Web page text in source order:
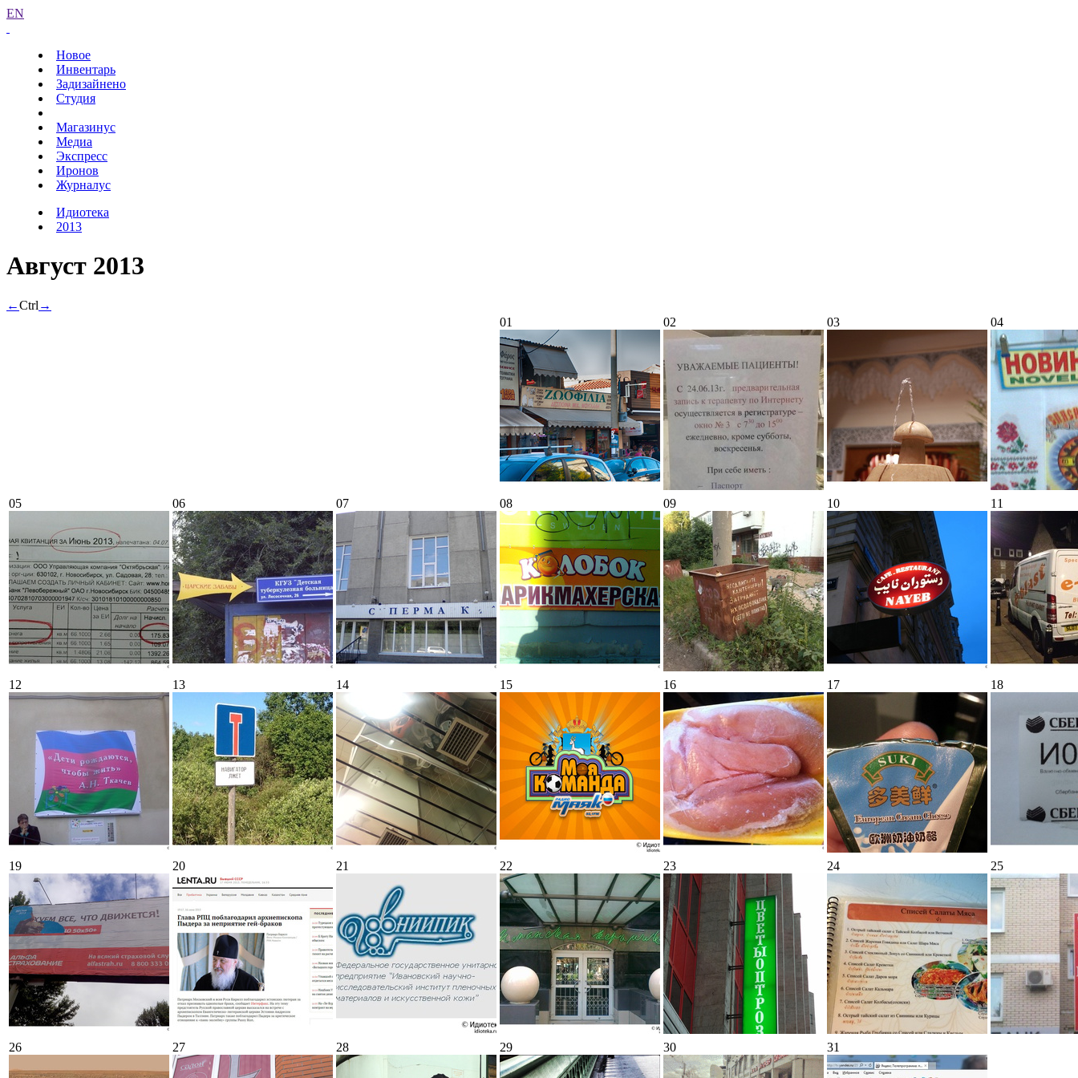
EN
Новое
Инвентарь
Задизайнено
Студия
Магазинус
Медиа
Экспресс
Иронов
Журналус
Идиотека
2013
Август 2013
←Ctrl →
01
02 03 04
05 06 07 08 09 10 11
12 13 14 15 16 17 18
19 20 21 22 23 24 25
26 27 28 29 30 31